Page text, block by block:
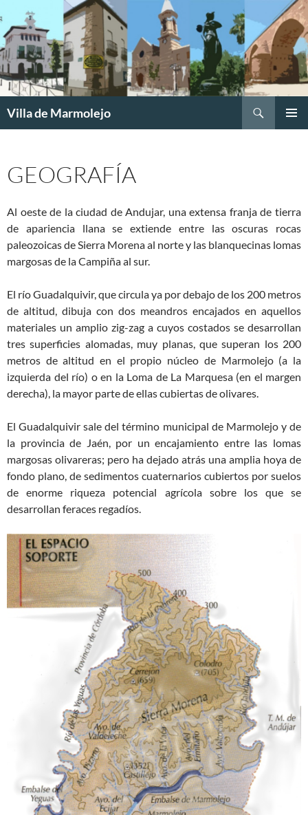
Villa de Marmolejo
GEOGRAFÍA
Al oeste de la ciudad de Andujar, una extensa franja de tierra
de apariencia llana se extiende entre las oscuras rocas
paleozoicas de Sierra Morena al norte y las blanquecinas lomas
margosas de la Campiña al sur.
El río Guadalquivir, que circula ya por debajo de los 200 metros
de altitud, dibuja con dos meandros encajados en aquellos
materiales un amplio zig-zag a cuyos costados se desarrollan
tres superficies alomadas, muy planas, que superan los 200
metros de altitud en el propio núcleo de Marmolejo (a la
izquierda del río) o en la Loma de La Marquesa (en el margen
derecha), la mayor parte de ellas cubiertas de olivares.
El Guadalquivir sale del término municipal de Marmolejo y de
la provincia de Jaén, por un encajamiento entre las lomas
margosas olivareras; pero ha dejado atrás una amplia hoya de
fondo plano, de sedimentos cuaternarios cubiertos por suelos
de enorme riqueza potencial agrícola sobre los que se
desarrollan feraces regadíos.